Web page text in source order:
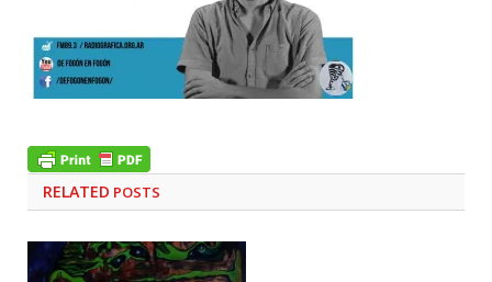
RELATED POSTS